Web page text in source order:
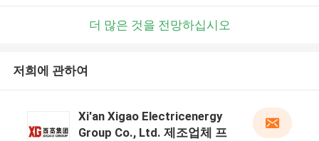
더 많은 것을 전망하십시오
저희에 관하여
Xi'an Xigao Electricenergy
Group Co., Ltd. 제조업체 프